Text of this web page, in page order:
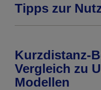
Tipps zur
Kurzdistanz-
Vergleich zu
Modellen